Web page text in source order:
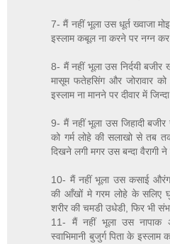
7- मैं नहीं भूला उस धूर्त ख्वाजा
इस्लाम कबूल ना करने पर नग्न
8- मैं नहीं भूला उस निर्दयी बजीर
मासूम फतेहसिंग और जोरावार
इस्लाम ना मानने पर दीवार में
9- मैं नहीं भूला उस जिहादी बजीर
को गर्म लोहे की सलाखो से तब
दिखने लगी मगर उस बन्दा वैरागी ने
10- मैं नहीं भूला उस कसाई
की आँखों मे गरम लोहे के सलिए
शरीर की चमडी उधेडी, फिर भी
11- मैं नहीं भूला उस नापाक
स्वाभिमानी बुजुर्ग पिता के